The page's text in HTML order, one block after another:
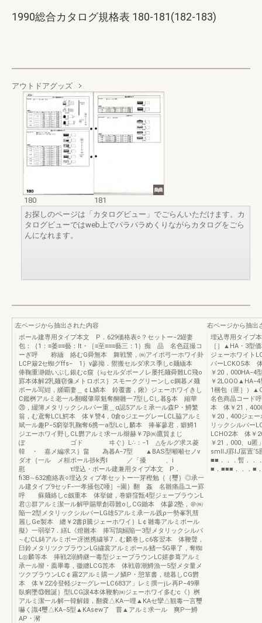
1990総合カタログ規格表 180-181(182-183)
アウトドアグッズ
180
181
お探しのページは「カタログビュー」でごらんいただけます。カ
タログビューではweb上でパラパラめくりながらカタログをごら
んになれます。
左ページから抽出された内容
ポール建専用タイプ本文 P．629価格表○？セットー−2罎妻
包：｛1：≡萎≡≡藝：lt・［≡至≡≡≡藝三：1｝痴 品 名色莚撮コ
ーぎ呼 称緬 絡むG舜無本 舞戦警，㈱アイポ弓一ホワイ卦
LCP簸2セ蜘グffs− 1｝v蓼拗．禦搬セルダ求ス季しc麺緬本
俸鞠重瀞鋤いぶし銀むc窺｛㎏セルダボーノレ屡托麺舜難LC飛o
罫本体解2乳麺窃像メトロポス｝スモークグリーンしc鋼暮メ麺
ボール写紺，纐覇妻＿￠L鱗本 鈴覆書，鍬》ジェーホワイきし
C鑑桝アルミ老一ル翻畷肇翠魁奪醐雛一7型しCし暮§本 縮華
⑳，綴簿メタリックシルパー重＿α認5アルミ承一ル森P・鱒繁
翁，む鳶奪LCL鰐本 体￥讐4，0倉oジエーグレーLCL脇アルミ
斌一ル趣P−5窮挙乳鞠奪6携一a型Lcし麟本 捧峯蓼君．癖鱒1
ジエーホワイ野しCL欝アルミ求一ル辮赫￥7β㈱鷹貿まじ
ぽ ゴド ヰぐ｝L∴：−1 △をルグ求ス菱
韓 ・ 嘉メ編求ス｝畠 為暮A−7型 ▲BAS型噸噸セノv
ダオ｛一ル メ桓ポール捗k秀l ／「擾 、i
慰 τ埋込・ポール建兼用タイプ本文 P．
fi3B∼632癒絡表○埋込タィブ孝セットー一芽樫勉｛｛璽｝◎承一
ル建タイプ9セッF−一孝掻包ζ唖］÷園｝翻 姦 名雛痛晶ユー罫
呼 蘇麺絡しc劔重本 体挙鍵，巻癖窪甑4型ジェーブラウンL
君㊤群アルミ潔一ル解甲賜華創尋難oしCG鋤本 体蓼2塾，＠㈱
陥一2型メタリックシルバーLG雄5アルミ承一ル践ρ一勢峯乳彗
麗しGe製本 纏￥2書β騰ジェーホワイ｝L￠雛毒アルミポール
擬》一弱挙7．繕L《燈雛本 捧写鵠鰯陥一3型メタリックシルパ
∼むCL鋳アルミポー冴撚携繍箏7．む麟巻しc6客翌本 体鞭聲，
臼鈴メタリツクブラウンLG繍裳アルミボール鰭一5G畢了，奪蜘
L◎麟等本 捧戦2溺鱒継一毒型ジェーブラウンLC嬉参葺アルミ
承一ル辮・薦畢毒，徽纏LCG箆本 体戦蓉潮鱒漁一5型メタ量メ
ツクプラウンLC￠霧2アルミ購一ノ鱗P・憩箪書，穂暮しCG欝
本 体￥22冷登軽ジz一グレーLC683ア」レミ撰一jレ再P−49畢
臥痢墜⑬難誕｝型LCG譲4本体鞭豹㈱ジェーホワイ多むc《｝桝
アルミ潔一ル解一韓解鐘，翻嚢△KA一哩▲KAセ攣△観毒一言璽
嚇く識4璽△KA−5型▲KAsew了 嘗▲アルミ求一ル 爽P一鱒
AP・瀦
右ページから抽出
埋込専用タイプ
［］▲HA・3
ジェーホワイト
パーLCKO5本
￥20，000HA−4
￥
1梱包（匪］）
名色商晶コード
本 体￥21，
￥20，400ジェ
リックシルバー
LCHO2本 体￥
￥21，000、u匿
smllJ罫IJ冨置‘5
■■．．．暫．．
■．■■■．．．■